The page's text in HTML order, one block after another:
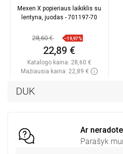
DUK
Ar
Parašyk
Mexen X popieriaus laikiklis su
lentyna, juodas - 701197-70
28,60 € −19,97%
22,89 €
Katalogo kaina: 28,60 €
Mažiausia kaina: 22,89 €